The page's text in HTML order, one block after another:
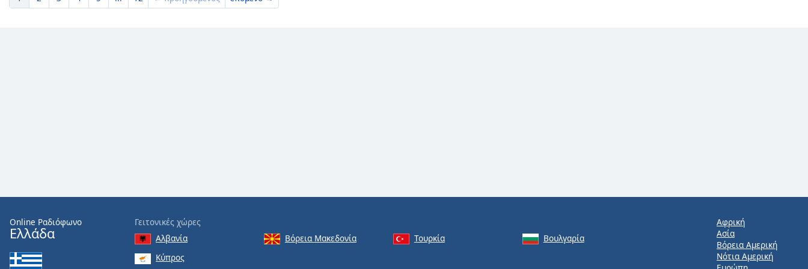
Online Ραδιόφωνο
Ελλάδα
Γειτονικές χώρες
Αλβανία
Βόρεια Μακεδονία Τουρκία
Βουλγαρία
Κύπρος
Αφρική
Ασία
Βόρεια Αμερική
Νότια Αμερική